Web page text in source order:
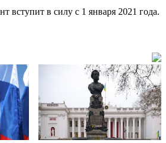
вступит в силу с 1 января 2021 года.